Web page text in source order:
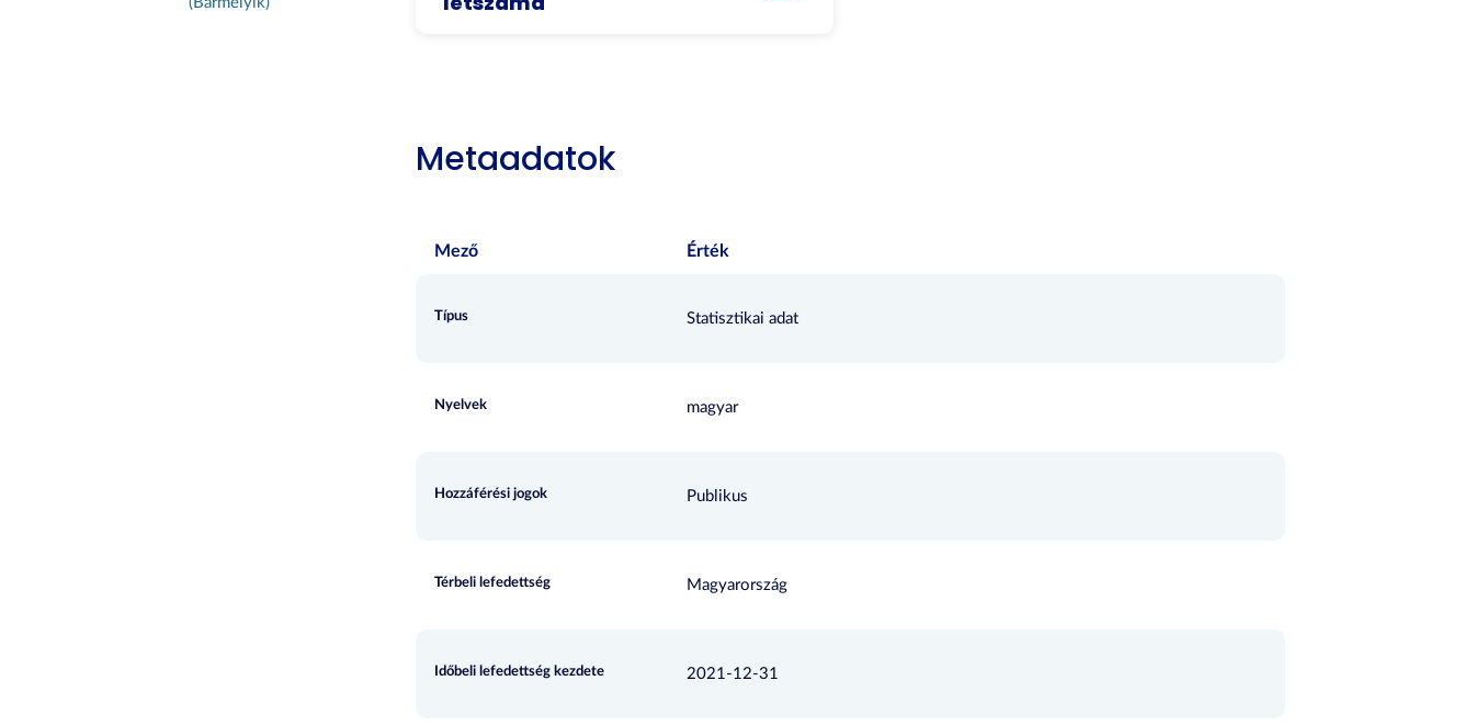
Metaadatok
Mező Érték
Típus Statisztikai adat
Nyelvek magyar
Hozzáférési jogok Publikus
Térbeli lefedettség Magyarország
Időbeli lefedettség kezdete 2021-12-31